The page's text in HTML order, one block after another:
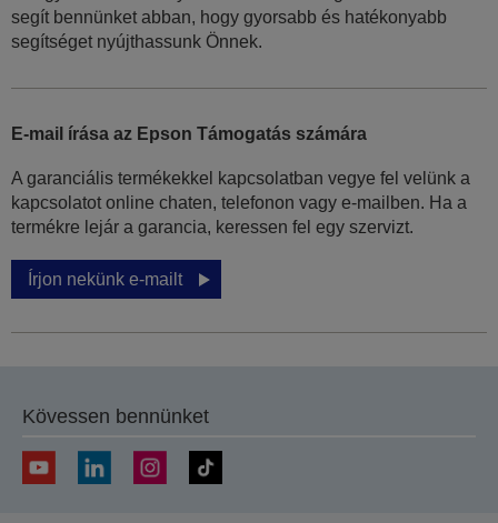
segít bennünket abban, hogy gyorsabb és hatékonyabb
segítséget nyújthassunk Önnek.
E-mail írása az Epson Támogatás számára
A garanciális termékekkel kapcsolatban vegye fel velünk a
kapcsolatot online chaten, telefonon vagy e-mailben. Ha a
termékre lejár a garancia, keressen fel egy szervizt.
Írjon nekünk e-mailt
Kövessen bennünket